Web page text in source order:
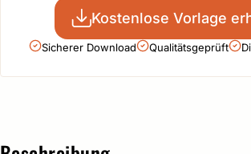
Kostenlose Vorlage
Sicherer Download Qualitätsgeprüft